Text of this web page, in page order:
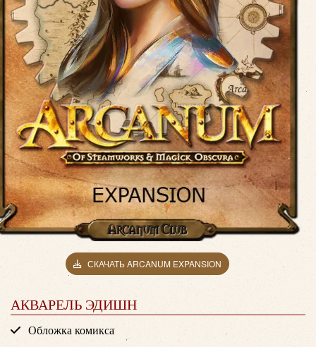
СКАЧАТЬ ARCANUM EXPANSION
АКВАРЕЛЬ ЭДИШН
Обложка комикса